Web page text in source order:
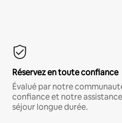
Réservez en toute confiance
Évalué par notre
confiance et notre
séjour longue durée.